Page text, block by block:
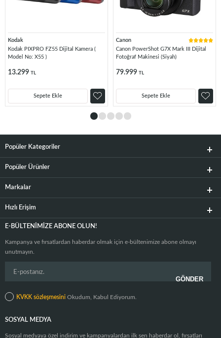
Kodak
Kodak PIXPRO FZ55 Dijital Kamera (
Model No: X55 )
13.299 TL
Sepete Ekle
Canon
Canon PowerShot G7X Mark III Dijital
Fotoğraf Makinesi (Siyah)
79.999 TL
Sepete Ekle
Popüler Kategoriler
Popüler Ürünler
Markalar
Hızlı Erişim
E-BÜLTENIMIZE ABONE OLUN!
Kampanya ve fırsatlardan haberdar olmak için e-bültenimize abone olmayı
unutmayın.
KVKK sözleşmesini Okudum, Kabul Ediyorum.
SOSYAL MEDYA
Sosyal medyaya özel indirim ve kampanyalardan ilk sen haberdar ol, fırsatları